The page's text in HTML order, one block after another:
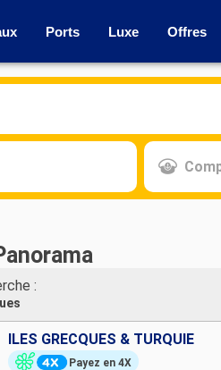
Ports Luxe Offres
:
ILES GRECQUES & TURQUIE
Payez en 4X